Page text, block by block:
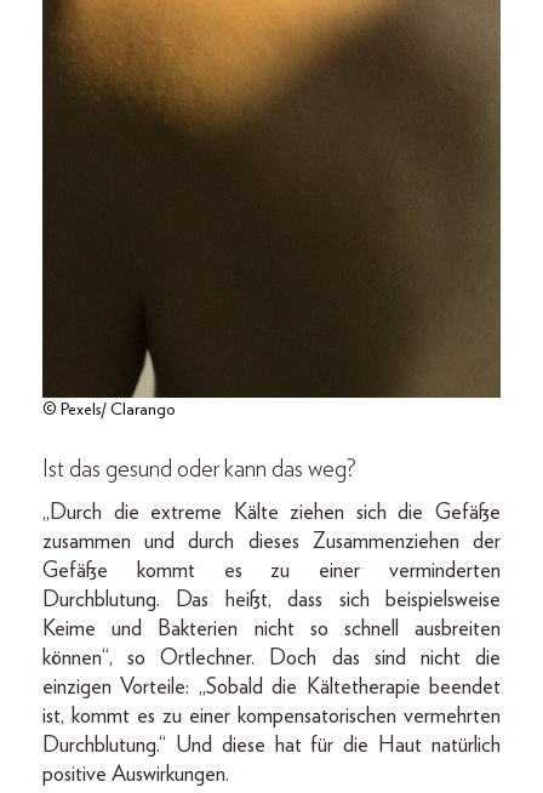
© Pexels/ Clarango
Ist das gesund oder kann das weg?
„Durch die extreme Kälte ziehen sich die Gefäße
zusammen und durch dieses Zusammenziehen der
Gefäße kommt es zu einer verminderten
Durchblutung. Das heißt, dass sich beispielsweise
Keime und Bakterien nicht so schnell ausbreiten
können“, so Ortlechner. Doch das sind nicht die
einzigen Vorteile: „Sobald die Kältetherapie beendet
ist, kommt es zu einer kompensatorischen vermehrten
Durchblutung.“ Und diese hat für die Haut natürlich
positive Auswirkungen.